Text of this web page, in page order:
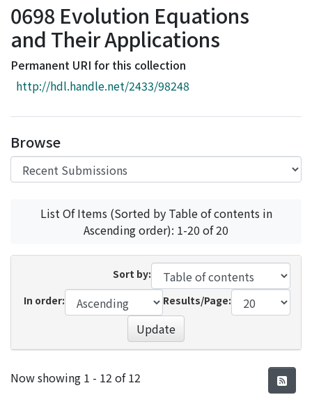
Browse
Download Ranking
Access Statistics
0698 Evolution Equations
and Their Applications
Permanent URI for this collection
http://hdl.handle.net/2433/98248
Browse
List Of Items (Sorted by Table of contents in
Ascending order): 1-20 of 20
Sort by:
In order:
Results/Page:
Update
Recent Submissions
Now showing 1 - 12 of 12